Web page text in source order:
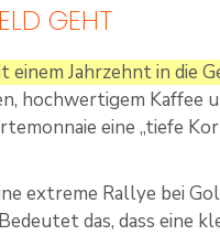
GEHT
Jahrzehnt in die
hochwertigem Kaffee
eine „tiefe
extreme Rallye bei
das, dass eine